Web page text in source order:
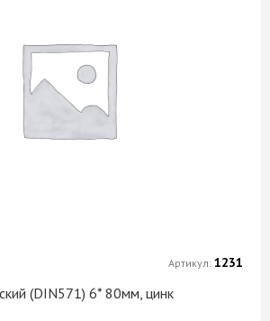
(DIN571) 6* 80мм, цинк
Артикул: 1231